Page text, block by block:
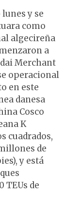
y se
como
algecireña
a
Merchant
operacional
en este
danesa
Cosco
K
cuadrados,
de
y está
TEUs de